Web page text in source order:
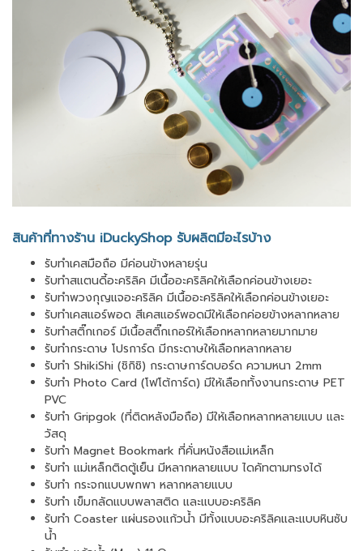
สินค้าที่ทางร้าน iDuckyShop รับผลิตมีอะไรบ้าง
รับทำเคสมือถือ มีค่อนข้างหลายรุ่น
รับทำสแตนดี้อะคริลิค มีเนื้ออะคริลิคให้เลือกค่อนข้างเยอะ
รับทำพวงกุญแจอะคริลิค มีเนื้ออะคริลิคให้เลือกค่อนข้างเยอะ
รับทำเคสแอร์พอด สีเคสแอร์พอดมีให้เลือกค่อยข้างหลากหลาย
รับทำสติ๊กเกอร์ มีเนื้อสติ๊กเกอร์ให้เลือกหลากหลายมากมาย
รับทำกระดาษ โปรการ์ด มีกระดาษให้เลือกหลากหลาย
รับทำ ShikiShi (ชิกิชิ) กระดาษการ์ดบอร์ด ความหนา 2mm
รับทำ Photo Card (โฟโต้การ์ด) มีให้เลือกทั้งงานกระดาษ PET
PVC
รับทำ Gripgok (ที่ติดหลังมือถือ) มีให้เลือกหลากหลายแบบ และ
วัสดุ
รับทำ Magnet Bookmark ที่คั่นหนังสือแม่เหล็ก
รับทำ แม่เหล็กติดตู้เย็น มีหลากหลายแบบ ไดคัทตามทรงได้
รับทำ กระจกแบบพกพา หลากหลายแบบ
รับทำ เข็มกลัดแบบพลาสติด และแบบอะคริลิค
รับทำ Coaster แผ่นรองแก้วน้ำ มีทั้งแบบอะคริลิคและแบบหินซับ
น้ำ